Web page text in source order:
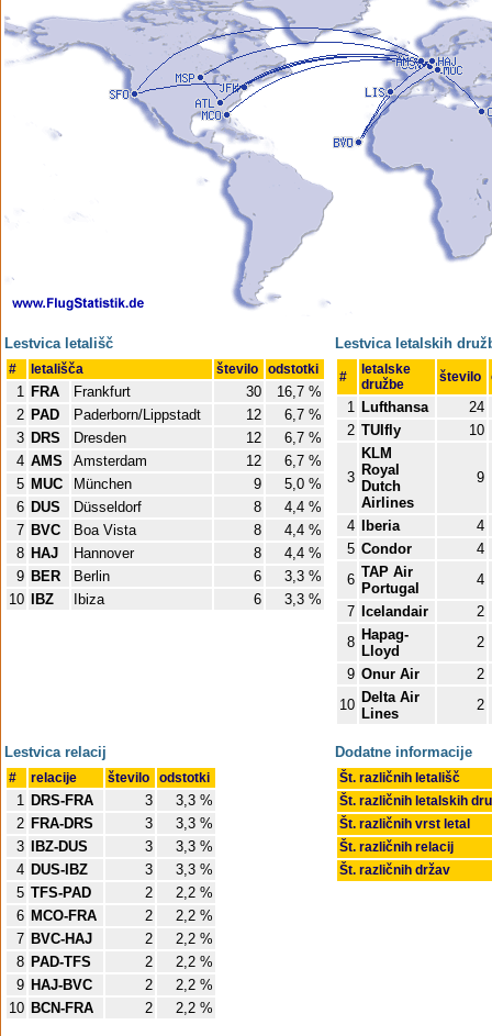
Lestvica letališč
# letališča število odstotki
1 FRA Frankfurt 30
16,7 %
2 PAD Paderborn/Lippstadt 12
6,7 %
3 DRS Dresden 12
6,7 %
4 AMS Amsterdam 12
6,7 %
5 MUC München 9
5,0 %
6 DUS Düsseldorf 8
4,4 %
7 BVC Boa Vista 8
4,4 %
8 HAJ Hannover 8
4,4 %
9 BER Berlin 6
3,3 %
10
IBZ Ibiza 6 3,3 %
Lestvica letalskih
#
letalske
družbe
število
1 Lufthansa
24
2 TUIfly 10
3
KLM
Royal
Dutch
Airlines
9
4 Iberia
4
5 Condor
4
6 TAP Air
Portugal
4
7
Icelandair
2
8 Hapag-
Lloyd
2
9 Onur Air
2
10 Delta Air
Lines
2
Lestvica relacij
# relacije število odstotki
1 DRS-FRA 3
3,3 %
2 FRA-DRS 3
3,3 %
3
IBZ-DUS 3
3,3 %
4 DUS-IBZ 3
3,3 %
5 TFS-PAD 2
2,2 %
6 MCO-FRA 2
2,2 %
7 BVC-HAJ 2
2,2 %
8 PAD-TFS 2
2,2 %
9 HAJ-BVC 2
2,2 %
10 BCN-FRA 2 2,2 %
Dodatne informacije
Št. različnih letališč
Št. različnih letalskih
Št. različnih vrst letal
Št. različnih relacij
Št. različnih držav